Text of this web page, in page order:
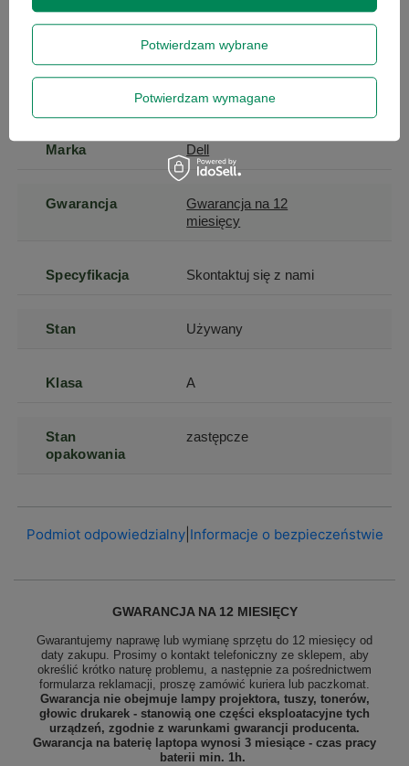
Specyfikacja
Marka Dell
Gwarancja
Gwarancja na 12
miesięcy
Specyfikacja Skontaktuj się z nami
Stan Używany
Klasa A
Stan
opakowania
zastępcze
Podmiot odpowiedzialny| Informacje o bezpieczeństwie
GWARANCJA NA 12 MIESIĘCY
Gwarantujemy naprawę lub wymianę sprzętu do 12 miesięcy od
daty zakupu. Prosimy o kontakt telefoniczny ze sklepem, aby
określić krótko naturę problemu, a następnie za pośrednictwem
formularza reklamacji, proszę zamówić kuriera lub paczkomat.
Gwarancja nie obejmuje lampy projektora, tuszy, tonerów,
głowic drukarek - stanowią one części eksploatacyjne tych
urządzeń, zgodnie z warunkami gwarancji producenta.
Gwarancja na baterię laptopa wynosi 3 miesiące - czas pracy
baterii min. 1h.
Potwierdzam wybrane
Potwierdzam wymagane